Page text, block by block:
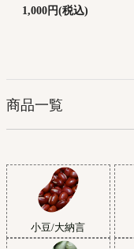
1,000円(税込)
商品一覧
小豆/大納言